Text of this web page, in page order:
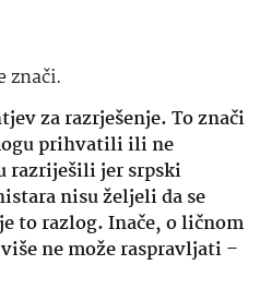
znači.
za razrješenje. To znači
prihvatili ili ne
razriješili jer srpski
nisu željeli da se
to razlog. Inače, o ličnom
ne može raspravljati–